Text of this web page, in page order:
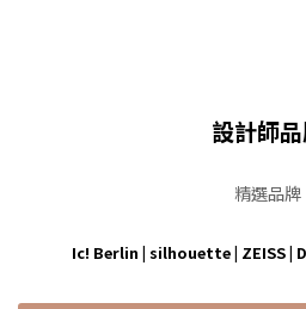
設計師
精選品牌
Ic! Berlin | silhouette| ZEISS|